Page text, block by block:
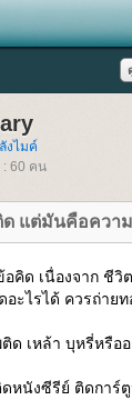
งไมค์
60 คน
แต่มันคือควา
ด เนื่องจาก ชีวิต
ะไรได้ ควรถ่าย
ด เหล้า บุหรี่หรือ
หนังซีรีย์ ติดการ์